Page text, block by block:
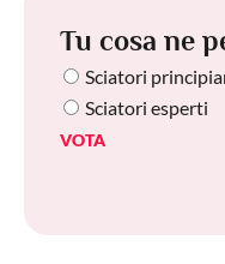
Tu cosa ne
Sciatori
Sciatori esperti
VOTA